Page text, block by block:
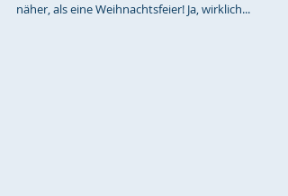
näher, als eine Weihnachtsfeier! Ja, wirklich...